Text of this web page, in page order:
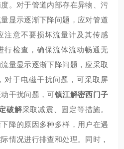
。对于管道内部存在异物、污
显示逐渐下降问题，应对管道
注意不要损坏流量计及其传感
行检查，确保流体流动畅通无
量显示逐渐下降问题，应采取
对于电磁干扰问题，可采取屏
干扰问题，可镇江解密西门子
破解采取减震、固定等措施。
降的原因多种多样，用户在遇
情况进行排查和处理。同时，